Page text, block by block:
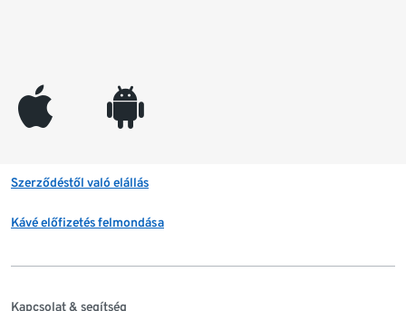
appleinc android
Szerződéstől való elállás
Kávé előfizetés felmondása
Kapcsolat & segítség